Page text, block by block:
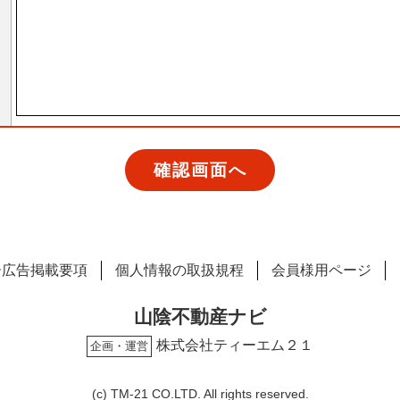
告掲載要項 個人情報の取扱規程 会員様用ページ
山陰不動産ナビ
企画・運営 株式会社ティーエム２１
(c) TM-21 CO.LTD. All rights reserved.